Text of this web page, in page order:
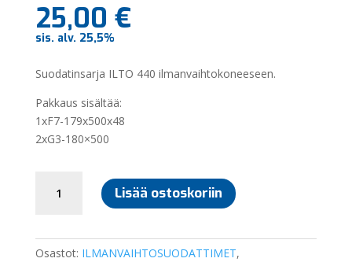
25,00 €
sis. alv. 25,5%
Suodatinsarja ILTO 440 ilmanvaihtokoneeseen.
Pakkaus sisältää:
1xF7-179x500x48
2xG3-180×500
SUODATINSARJA
ILTO
Lisää ostoskoriin
Osastot: ILMANVAIHTOSUODATTIMET,